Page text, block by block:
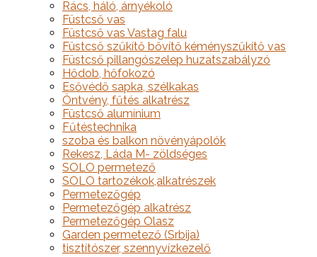
Rács, háló, árnyékoló
Füstcső vas
Füstcső vas Vastag falu
Füstcső szűkítő bővítő kéményszűkítő vas
Füstcső pillangószelep huzatszabályzó
Hődob, hőfokozó
Esővédő sapka, szélkakas
Öntvény, fűtés alkatrész
Füstcső alumínium
Fűtéstechnika
szoba és balkon növényápolók
Rekesz, Láda M- zöldséges
SOLO permetező
SOLO tartozékok,alkatrészek
Permetezőgép
Permetezőgép alkatrész
Permetezőgép Olasz
Garden permetező (Srbija)
tisztítószer, szennyvízkezelő